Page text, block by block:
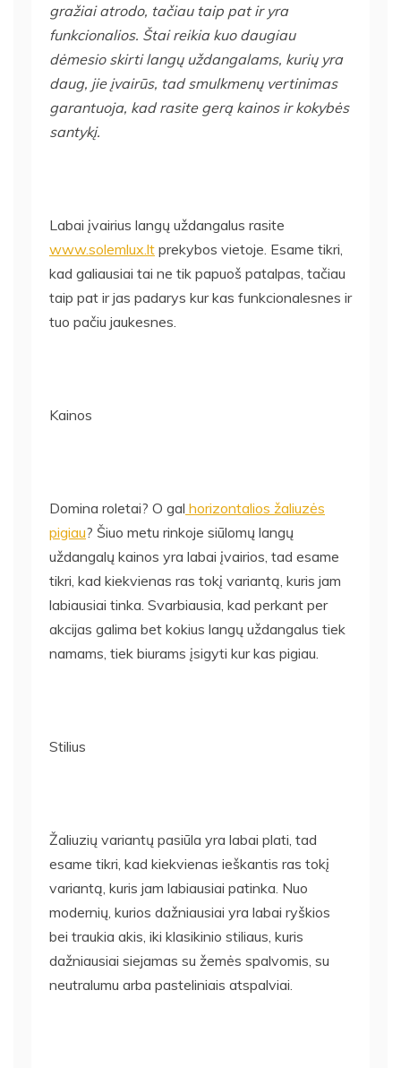
gražiai atrodo, tačiau taip pat ir yra
funkcionalios. Štai reikia kuo daugiau
dėmesio skirti langų uždangalams, kurių yra
daug, jie įvairūs, tad smulkmenų vertinimas
garantuoja, kad rasite gerą kainos ir kokybės
santykį.
Labai įvairius langų uždangalus rasite
www.solemlux.lt prekybos vietoje. Esame tikri,
kad galiausiai tai ne tik papuoš patalpas, tačiau
taip pat ir jas padarys kur kas funkcionalesnes ir
tuo pačiu jaukesnes.
Kainos
Domina roletai? O gal horizontalios žaliuzės
pigiau? Šiuo metu rinkoje siūlomų langų
uždangalų kainos yra labai įvairios, tad esame
tikri, kad kiekvienas ras tokį variantą, kuris jam
labiausiai tinka. Svarbiausia, kad perkant per
akcijas galima bet kokius langų uždangalus tiek
namams, tiek biurams įsigyti kur kas pigiau.
Stilius
Žaliuzių variantų pasiūla yra labai plati, tad
esame tikri, kad kiekvienas ieškantis ras tokį
variantą, kuris jam labiausiai patinka. Nuo
modernių, kurios dažniausiai yra labai ryškios
bei traukia akis, iki klasikinio stiliaus, kuris
dažniausiai siejamas su žemės spalvomis, su
neutralumu arba pasteliniais atspalviai.